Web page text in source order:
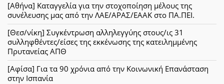
[Αθήνα] Καταγγελία για την στοχοποίηση μέλους της
συνέλευσης μας από την ΛΑΕ/ΑΡΑΣ/ΕΑΑΚ στο ΠΑ.ΠΕΙ.
[Θεσ/νίκη] Συγκέντρωση αλληλεγγύης στους/ις 31
συλληφθέντες/είσες της εκκένωσης της κατειλημμένης
Πρυτανείας ΑΠΘ
[Αφίσα] Για τα 90 χρόνια από την Κοινωνική Επανάσταση
στην Ισπανία